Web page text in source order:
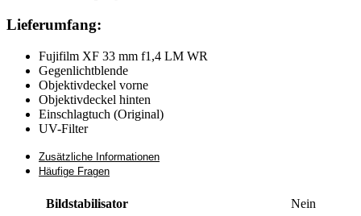
Lieferumfang:
Fujifilm XF 33 mm f1,4 LM WR
Gegenlichtblende
Objektivdeckel vorne
Objektivdeckel hinten
Einschlagtuch (Original)
UV-Filter
Zusätzliche Informationen
Häufige Fragen
Bildstabilisator Nein